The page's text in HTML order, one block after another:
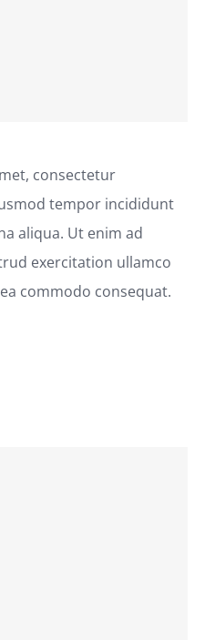
consectetur
tempor incididunt
aliqua. Ut enim ad
exercitation ullamco
commodo consequat.